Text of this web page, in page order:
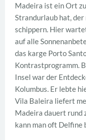
Madeira ist ein Ort
Strandurlaub hat, der
schippern. Hier
auf alle
das karge Porto
Kontrastprogramm.
Insel war der
Kolumbus. Er lebte
Vila Baleira liefert
Madeira dauert rund
kann man oft Delfine